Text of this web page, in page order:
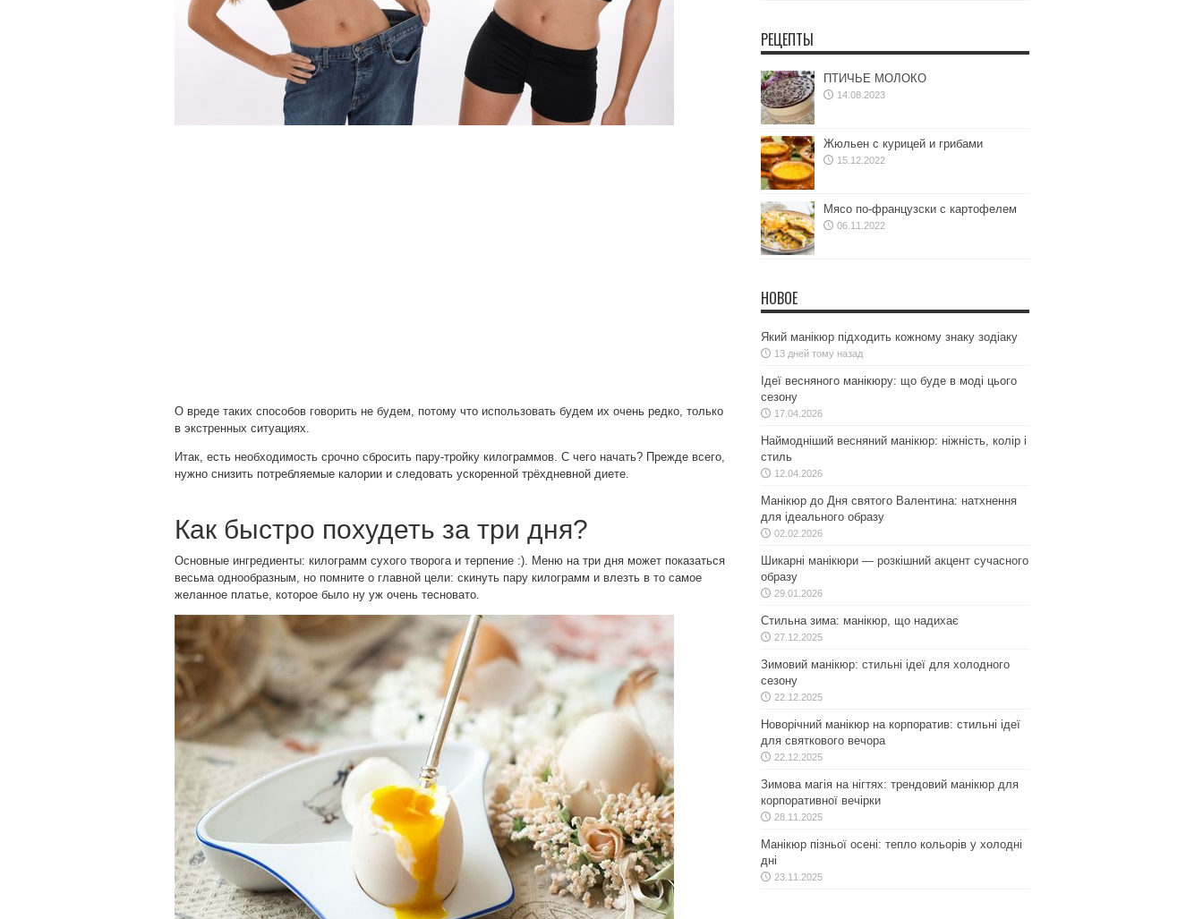
О вреде таких способов говорить не будем, потому что использовать будем их очень редко, только
в экстренных ситуациях.
Итак, есть необходимость срочно сбросить пару-тройку килограммов. С чего начать? Прежде всего,
нужно снизить потребляемые калории и следовать ускоренной трёхдневной диете.
Как быстро похудеть за три дня?
Основные ингредиенты: килограмм сухого творога и терпение :). Меню на три дня может показаться
весьма однообразным, но помните о главной цели: скинуть пару килограмм и влезть в то самое
желанное платье, которое было ну уж очень тесновато.
РЕЦЕПТЫ
ПТИЧЬЕ МОЛОКО
14.08.2023
Жюльен с курицей и грибами
15.12.2022
Мясо по-французски с картофелем
06.11.2022
НОВОЕ
Який манікюр підходить кожному знаку зодіаку
13 дней тому назад
Ідеї весняного манікюру: що буде в моді цього
сезону
17.04.2026
Наймодніший весняний манікюр: ніжність, колір і
стиль
12.04.2026
Манікюр до Дня святого Валентина: натхнення
для ідеального образу
02.02.2026
Шикарні манікюри — розкішний акцент сучасного
образу
29.01.2026
Стильна зима: манікюр, що надихає
27.12.2025
Зимовий манікюр: стильні ідеї для холодного
сезону
22.12.2025
Новорічний манікюр на корпоратив: стильні ідеї
для святкового вечора
22.12.2025
Зимова магія на нігтях: трендовий манікюр для
корпоративної вечірки
28.11.2025
Манікюр пізньої осені: тепло кольорів у холодні
дні
23.11.2025